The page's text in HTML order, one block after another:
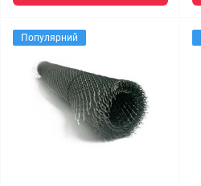
Популярний